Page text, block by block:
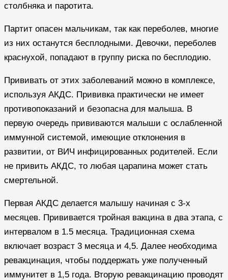
столбняка и паротита.
Партит опасен мальчикам, так как переболев, многие
из них останутся бесплодными. Девочки, переболев
краснухой, попадают в группу риска по бесплодию.
Прививать от этих заболеваний можно в комплексе,
используя АКДС. Прививка практически не имеет
противопоказаний и безопасна для малыша. В
первую очередь прививаются малыши с ослабленной
иммунной системой, имеющие отклонения в
развитии, от ВИЧ инфицированных родителей. Если
не привить АКДС, то любая царапина может стать
смертельной.
Первая АКДС делается малышу начиная с 3-х
месяцев. Прививается тройная вакцина в два этапа, с
интервалом в 1.5 месяца. Традиционная схема
включает возраст 3 месяца и 4,5. Далее необходима
ревакцинация, чтобы поддержать уже полученный
иммунитет в 1,5 года. Вторую ревакцинацию проводят